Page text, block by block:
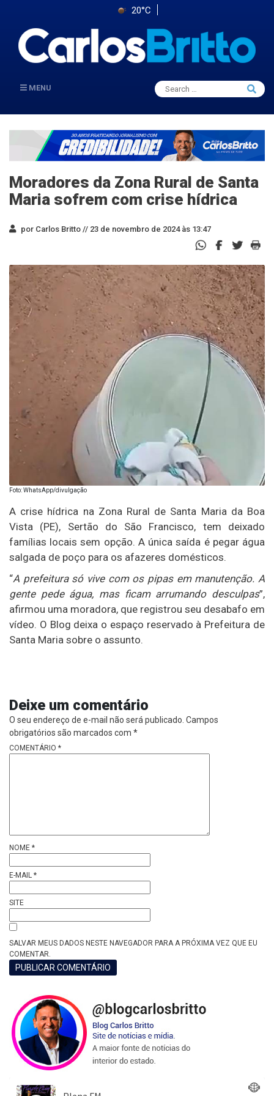
20°C
MENU
Search
for:
Search
Moradores da Zona Rural de Santa
Maria sofrem com crise hídrica
por Carlos Britto // 23 de novembro de 2024 às 13:47
Foto: WhatsApp/divulgação
A crise hídrica na Zona Rural de Santa Maria da Boa
Vista (PE), Sertão do São Francisco, tem deixado
famílias locais sem opção. A única saída é pegar água
salgada de poço para os afazeres domésticos.
“A prefeitura só vive com os pipas em manutenção. A
gente pede água, mas ficam arrumando desculpas”,
afirmou uma moradora, que registrou seu desabafo em
vídeo. O Blog deixa o espaço reservado à Prefeitura de
Santa Maria sobre o assunto.
Deixe um comentário
O seu endereço de e-mail não será publicado. Campos
obrigatórios são marcados com *
COMENTÁRIO *
NOME *
E-MAIL *
SITE
SALVAR MEUS DADOS NESTE NAVEGADOR PARA A PRÓXIMA VEZ QUE EU
COMENTAR.